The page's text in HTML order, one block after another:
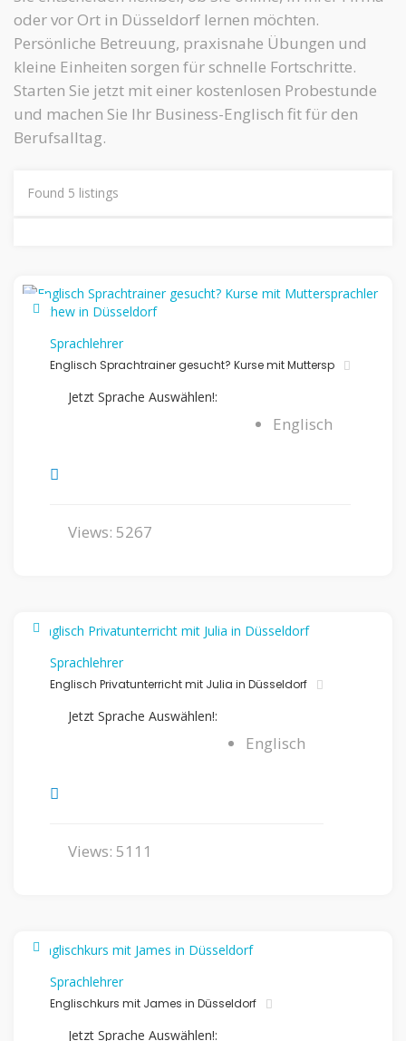
oder vor Ort in Düsseldorf lernen möchten.
Persönliche Betreuung, praxisnahe Übungen und
kleine Einheiten sorgen für schnelle Fortschritte.
Starten Sie jetzt mit einer kostenlosen Probestunde
und machen Sie Ihr Business-Englisch fit für den
Berufsalltag.
Found 5 listings
Sprachlehrer
Englisch Sprachtrainer gesucht? Kurse mit Muttersp
Jetzt Sprache Auswählen!:
Englisch
Views: 5267
Sprachlehrer
Englisch Privatunterricht mit Julia in Düsseldorf
Jetzt Sprache Auswählen!:
Englisch
Views: 5111
Sprachlehrer
Englischkurs mit James in Düsseldorf
Jetzt Sprache Auswählen!: